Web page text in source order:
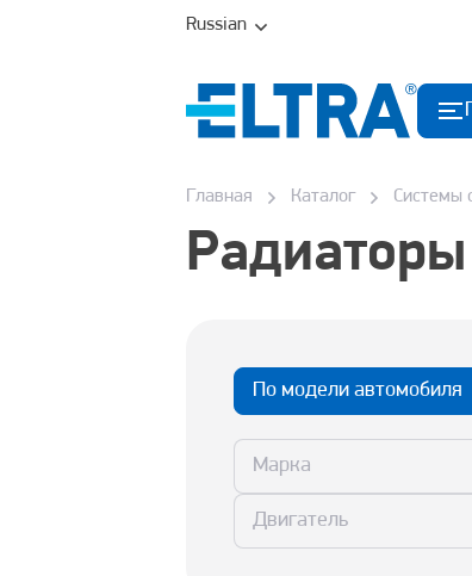
Russian
Главная Каталог Системы
По модели автомобиля
Марка
Двигатель